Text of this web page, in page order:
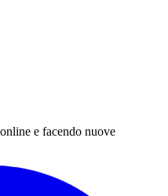
e facendo nuove